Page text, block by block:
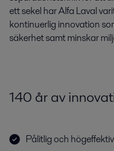
ett sekel har Alfa Laval
kontinuerlig innovation
säkerhet samt minskar
140 år av
Pålitlig och